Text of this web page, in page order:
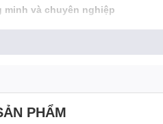
minh và chuyên nghiệp
PHẨM